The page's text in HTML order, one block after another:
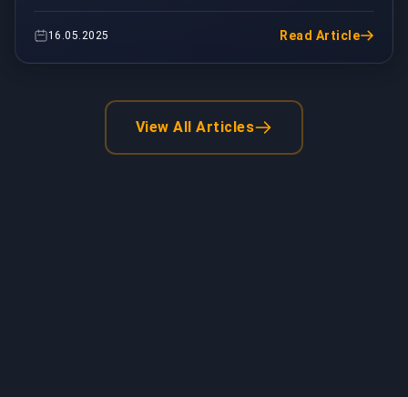
ausgewogenes Design. Zu wissen, wie man
Bombenabw...
16.05.2025 Read Article
View All Articles